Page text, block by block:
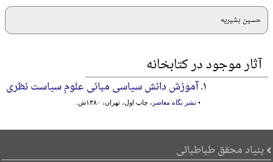
حسین بشیریه
آثار موجود در کتابخانه
۱. آموزش دانش سیاسی مبانی‌ علوم‌ سیاست‌ نظری‌
• نشر نگاه معاصر ، چاپ اول، تهران، ۱۳۸۰ش.
بنیاد محقق طباطبائی